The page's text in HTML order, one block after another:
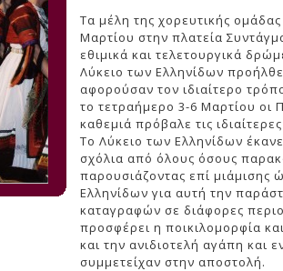
Τα μέλη της χορευτικής
Μαρτίου στην πλατεία
εθιμικά και τελετουργικά
Λύκειο των Ελληνίδων
αφορούσαν τον ιδιαίτερο
το τετραήμερο 3-6 Μαρτίου οι
καθεμιά πρόβαλε τις
Το Λύκειο των Ελληνίδων
σχόλια από όλους όσους
παρουσιάζοντας επί μιάμισης
Ελληνίδων για αυτή την
καταγραφών σε διάφορες
προσφέρει η ποικιλομορφία
και την ανιδιοτελή αγάπη
συμμετείχαν στην αποστολή.